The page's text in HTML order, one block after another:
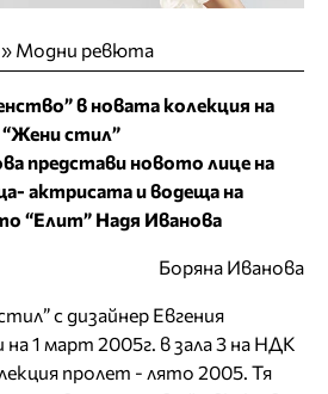
» Модни ревюта
в новата колекция на
“Жени стил”
представи новото лице на
актрисата и водеща на
“Елит” Надя Иванова
Боряна Иванова
с дизайнер Евгения
1 март 2005г. в зала 3 на НДК
пролет - лято 2005. Тя